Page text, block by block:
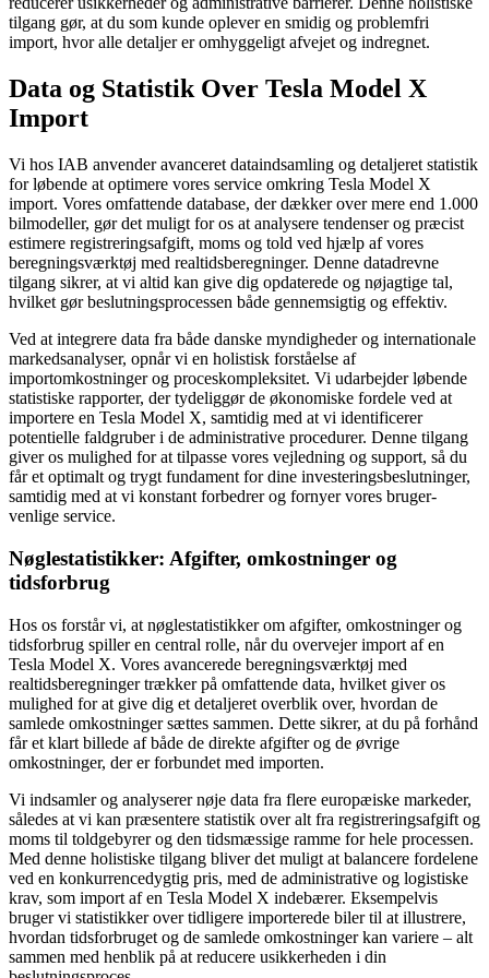
tilgang gør, at du som kunde oplever en smidig og problemfri
import, hvor alle detaljer er omhyggeligt afvejet og indregnet.
Data og Statistik Over Tesla Model X
Import
Vi hos IAB anvender avanceret dataindsamling og detaljeret statistik
for løbende at optimere vores service omkring Tesla Model X
import. Vores omfattende database, der dækker over mere end 1.000
bilmodeller, gør det muligt for os at analysere tendenser og præcist
estimere registreringsafgift, moms og told ved hjælp af vores
beregningsværktøj med realtidsberegninger. Denne datadrevne
tilgang sikrer, at vi altid kan give dig opdaterede og nøjagtige tal,
hvilket gør beslutningsprocessen både gennemsigtig og effektiv.
Ved at integrere data fra både danske myndigheder og internationale
markedsanalyser, opnår vi en holistisk forståelse af
importomkostninger og proceskompleksitet. Vi udarbejder løbende
statistiske rapporter, der tydeliggør de økonomiske fordele ved at
importere en Tesla Model X, samtidig med at vi identificerer
potentielle faldgruber i de administrative procedurer. Denne tilgang
giver os mulighed for at tilpasse vores vejledning og support, så du
får et optimalt og trygt fundament for dine investeringsbeslutninger,
samtidig med at vi konstant forbedrer og fornyer vores bruger­
venlige service.
Nøglestatistikker: Afgifter, omkostninger og
tidsforbrug
Hos os forstår vi, at nøglestatistikker om afgifter, omkostninger og
tidsforbrug spiller en central rolle, når du overvejer import af en
Tesla Model X. Vores avancerede beregningsværktøj med
realtidsberegninger trækker på omfattende data, hvilket giver os
mulighed for at give dig et detaljeret overblik over, hvordan de
samlede omkostninger sættes sammen. Dette sikrer, at du på forhånd
får et klart billede af både de direkte afgifter og de øvrige
omkostninger, der er forbundet med importen.
Vi indsamler og analyserer nøje data fra flere europæiske markeder,
således at vi kan præsentere statistik over alt fra registreringsafgift og
moms til toldgebyrer og den tidsmæssige ramme for hele processen.
Med denne holistiske tilgang bliver det muligt at balancere fordelene
ved en konkurrencedygtig pris, med de administrative og logistiske
krav, som import af en Tesla Model X indebærer. Eksempelvis
bruger vi statistikker over tidligere importerede biler til at illustrere,
hvordan tidsforbruget og de samlede omkostninger kan variere – alt
sammen med henblik på at reducere usikkerheden i din